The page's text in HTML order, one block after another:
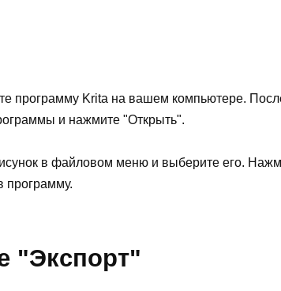
программу Krita на вашем компьютере.
и нажмите "Открыть".
в файловом меню и выберите его.
программу.
"Экспорт"